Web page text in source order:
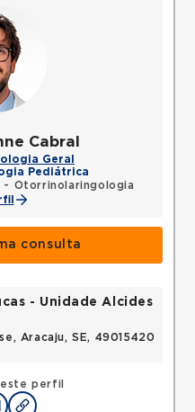
Cabral
Geral
Pediátrica
- Otorrinolaringologia
consulta
perfil
- Unidade Alcides
Aracaju, SE, 49015420